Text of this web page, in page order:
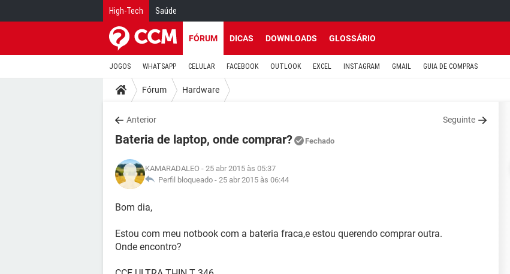
High-Tech Saúde
FÓRUM DICAS DOWNLOADS GLOSSÁRIO
JOGOS WHATSAPP CELULAR FACEBOOK OUTLOOK EXCEL INSTAGRAM GMAIL GUIA DE COMPRAS
Fórum Hardware
Anterior Seguinte
Bateria de laptop, onde comprar? Fechado
KAMARADALEO - 25 abr 2015 às 05:37
Perfil bloqueado - 25 abr 2015 às 06:44
Bom dia,
Estou com meu notbook com a bateria fraca,e estou querendo comprar outra.
Onde encontro?